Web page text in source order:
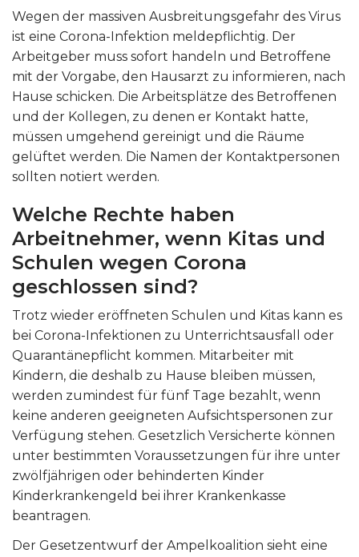
Wegen der massiven Ausbreitungsgefahr des Virus
ist eine Corona-Infektion meldepflichtig. Der
Arbeitgeber muss sofort handeln und Betroffene
mit der Vorgabe, den Hausarzt zu informieren, nach
Hause schicken. Die Arbeitsplätze des Betroffenen
und der Kollegen, zu denen er Kontakt hatte,
müssen umgehend gereinigt und die Räume
gelüftet werden. Die Namen der Kontaktpersonen
sollten notiert werden.
Welche Rechte haben
Arbeitnehmer, wenn Kitas und
Schulen wegen Corona
geschlossen sind?
Trotz wieder eröffneten Schulen und Kitas kann es
bei Corona-Infektionen zu Unterrichtsausfall oder
Quarantänepflicht kommen. Mitarbeiter mit
Kindern, die deshalb zu Hause bleiben müssen,
werden zumindest für fünf Tage bezahlt, wenn
keine anderen geeigneten Aufsichtspersonen zur
Verfügung stehen. Gesetzlich Versicherte können
unter bestimmten Voraussetzungen für ihre unter
zwölfjährigen oder behinderten Kinder
Kinderkrankengeld bei ihrer Krankenkasse
beantragen.
Der Gesetzentwurf der Ampelkoalition sieht eine